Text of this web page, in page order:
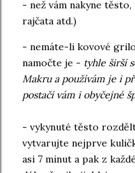
- než vám nakyne
rajčata atd.)
- nemáte-li kovové
namočte je - tyhle širší
Makru a používám je i
postačí vám i obyčejné
- vykynuté těsto
vytvarujte nejprve
asi 7 minut a pak z